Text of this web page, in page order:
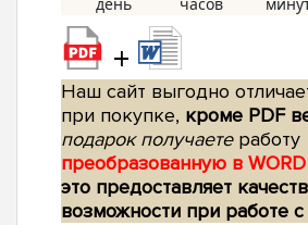
+
Наш сайт выгодно
при покупке, кроме PDF
подарок получаетеработу
преобразованную в
это предоставляет
возможности при работе